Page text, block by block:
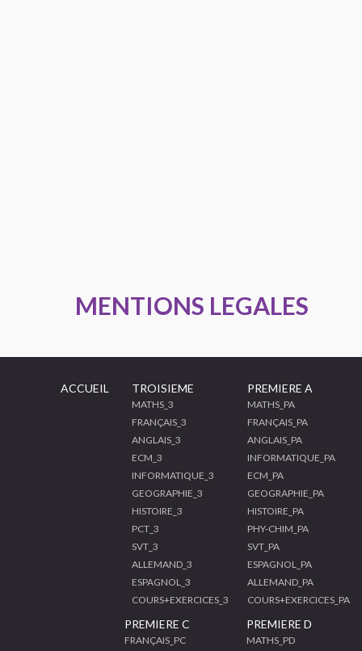
MENTIONS LEGALES
ACCUEIL TROISIEME
MATHS_3
FRANÇAIS_3
ANGLAIS_3
ECM_3
INFORMATIQUE_3
GEOGRAPHIE_3
HISTOIRE_3
PCT_3
SVT_3
ALLEMAND_3
ESPAGNOL_3
COURS+EXERCICES_3
PREMIERE A
MATHS_PA
FRANÇAIS_PA
ANGLAIS_PA
INFORMATIQUE_PA
ECM_PA
GEOGRAPHIE_PA
HISTOIRE_PA
PHY-CHIM_PA
SVT_PA
ESPAGNOL_PA
ALLEMAND_PA
COURS+EXERCICES_PA
PREMIERE C
FRANÇAIS_PC
PREMIERE D
MATHS_PD